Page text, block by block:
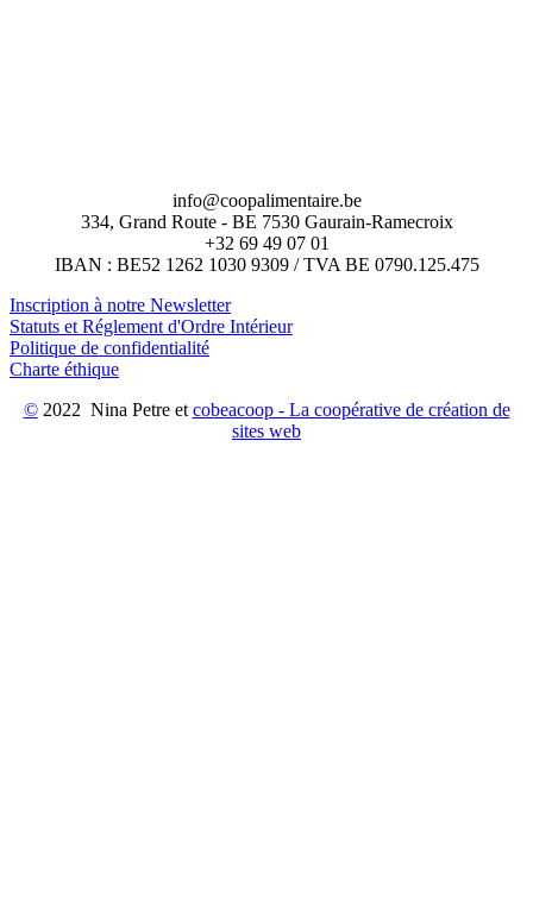
info@coopalimentaire.be
334, Grand Route - BE 7530 Gaurain-Ramecroix
+32 69 49 07 01
IBAN : BE52 1262 1030 9309 / TVA BE 0790.125.475
Inscription à notre Newsletter
Statuts et Réglement d'Ordre Intérieur
Politique de confidentialité
Charte éthique
©2022 Nina Petre etcobeacoop - La coopérative de création de
sites web